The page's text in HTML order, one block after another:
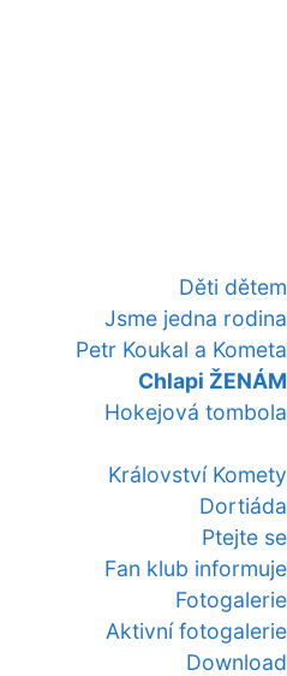
Děti dětem
Jsme jedna rodina
Petr Koukal a Kometa
Chlapi ŽENÁM
Hokejová tombola
Království Komety
Dortiáda
Ptejte se
Fan klub informuje
Fotogalerie
Aktivní fotogalerie
Download